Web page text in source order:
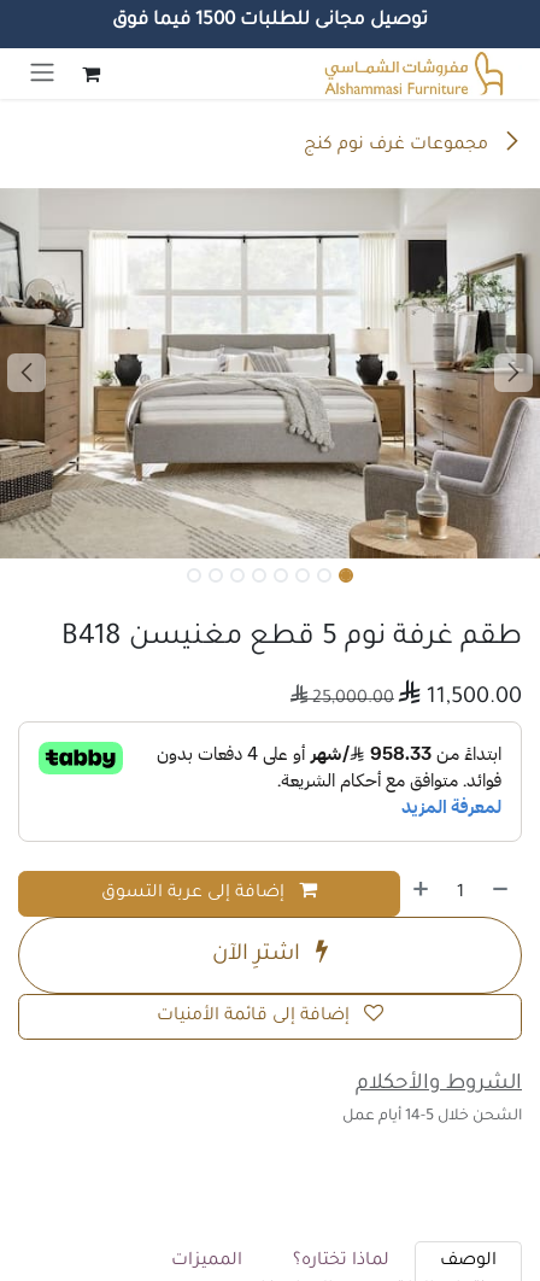
توصيل مجانى للطلبات 1500 فيما فوق
تخطي للذهاب إلى المحتوى
مجموعات غرف نوم كنج
طقم غرفة نوم 5 قطع مغنيسن B418
11,500.00
25,000.00

إضافة إلى عربة التسوق
اشترِ الآن
إضافة إلى قائمة الأمنيات
الشروط والأحكلام
الشحن خلال 5-14 أيام عمل
الوصف لماذا تختاره؟
المميزات